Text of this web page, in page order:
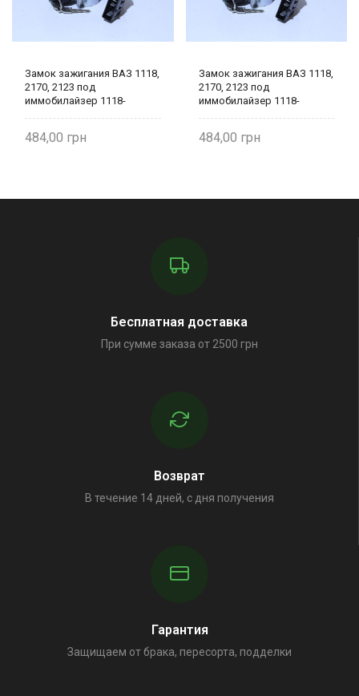
Замок зажигания ВАЗ 1118,
2170, 2123 под
иммобилайзер 1118-
484,00
Замок зажигания ВАЗ 1118,
2170, 2123 под
иммобилайзер 1118-
484,00
Бесплатная доставка
При сумме заказа от 2500 грн
Возврат
В течение 14 дней, с дня получения
Гарантия
Защищаем от брака, пересорта, подделки